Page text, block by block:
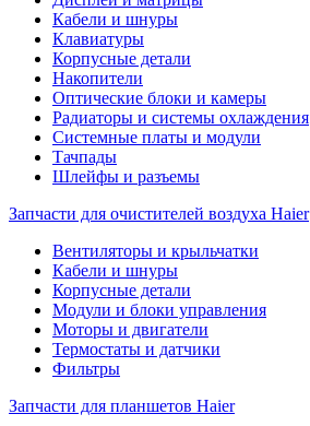
Кабели и шнуры
Клавиатуры
Корпусные детали
Накопители
Оптические блоки и камеры
Радиаторы и системы охлаждения
Системные платы и модули
Тачпады
Шлейфы и разъемы
Запчасти для очистителей воздуха Haier
Вентиляторы и крыльчатки
Кабели и шнуры
Корпусные детали
Модули и блоки управления
Моторы и двигатели
Термостаты и датчики
Фильтры
Запчасти для планшетов Haier